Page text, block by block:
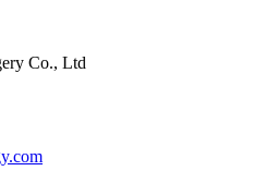
Co., Ltd